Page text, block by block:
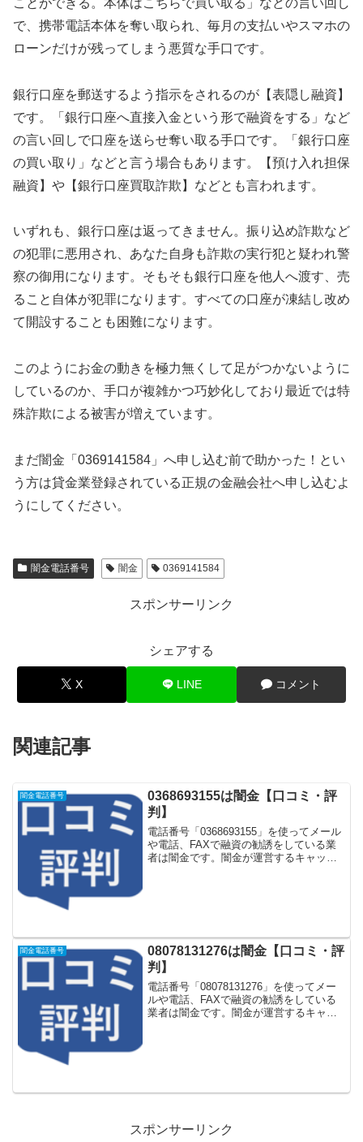
で、携帯電話本体を奪い取られ、毎月の支払いやスマホの
ローンだけが残ってしまう悪質な手口です。
銀行口座を郵送するよう指示をされるのが【表隠し融資】
です。「銀行口座へ直接入金という形で融資をする」など
の言い回しで口座を送らせ奪い取る手口です。「銀行口座
の買い取り」などと言う場合もあります。【預け入れ担保
融資】や【銀行口座買取詐欺】などとも言われます。
いずれも、銀行口座は返ってきません。振り込め詐欺など
の犯罪に悪用され、あなた自身も詐欺の実行犯と疑われ警
察の御用になります。そもそも銀行口座を他人へ渡す、売
ること自体が犯罪になります。すべての口座が凍結し改め
て開設することも困難になります。
このようにお金の動きを極力無くして足がつかないように
しているのか、手口が複雑かつ巧妙化しており最近では特
殊詐欺による被害が増えています。
まだ闇金「0369141584」へ申し込む前で助かった！とい
う方は貸金業登録されている正規の金融会社へ申し込むよ
うにしてください。
闇金電話番号 闇金 0369141584
スポンサーリンク
シェアする
X LINE コメント
関連記事
闇金電話番号
0368693155は闇金【口コミ・評
判】
電話番号「0368693155」を使ってメール
や電話、FAXで融資の勧誘をしている業
者は闇金です。闇金が運営するキャッシ
闇金電話番号
08078131276は闇金【口コミ・評
判】
電話番号「08078131276」を使ってメー
ルや電話、FAXで融資の勧誘をしている
業者は闇金です。闇金が運営するキャッ
スポンサーリンク